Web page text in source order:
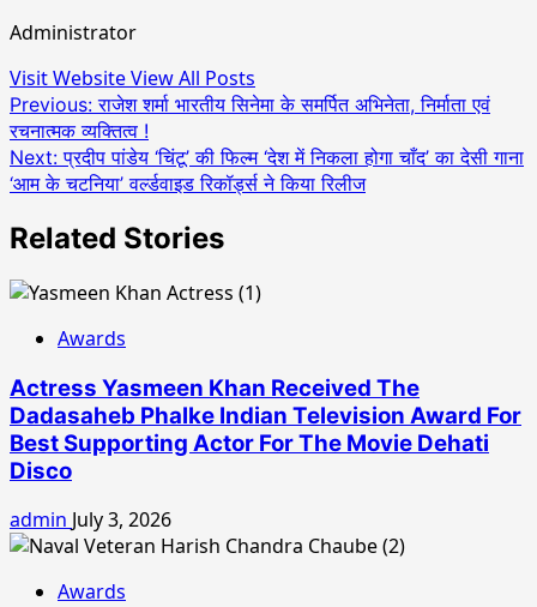
Administrator
Visit WebsiteView All Posts
Post
navigation
Previous:राजेश शर्मा भारतीय सिनेमा के समर्पित अभिनेता, निर्माता एवं
रचनात्मक व्यक्तित्व !
Next:प्रदीप पांडेय ‘चिंटू’ की फिल्म ‘देश में निकला होगा चाँद’ का देसी गाना
‘आम के चटनिया’ वर्ल्डवाइड रिकॉर्ड्स ने किया रिलीज
Related Stories
Awards
Actress Yasmeen Khan Received The
Dadasaheb Phalke Indian Television Award For
Best Supporting Actor For The Movie Dehati
Disco
admin July 3, 2026
Awards